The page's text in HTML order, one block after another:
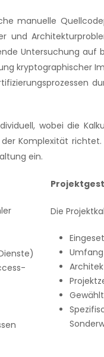
manuelle
Untersuchung
wobei die
Komplexität
ein.
Die